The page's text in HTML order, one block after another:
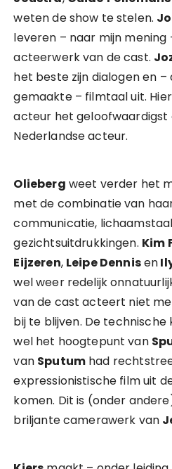
weten de show te stelen.
leveren – naar mijn
acteerwerk van de cast.
het beste zijn dialogen en –
gemaakte – filmtaal uit.
acteur het geloofwaardigst
Nederlandse acteur.
Olieberg weet verder het
met de combinatie van
communicatie,
gezichtsuitdrukkingen. Kim
Eijzeren, Leipe Dennisen
wel weer redelijk
van de cast acteert niet
bij te blijven. De
wel het hoogtepunt van
van Sputum had
expressionistische film uit
komen. Dit is (onder
briljante camerawerk van